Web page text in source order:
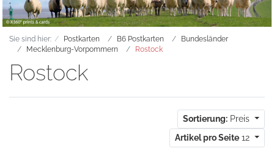
Sie sind hier: Postkarten B6 Postkarten
Bundesländer
Mecklenburg-Vorpommern
Rostock
Rostock
Sortierung: Preis
Artikel pro Seite 12